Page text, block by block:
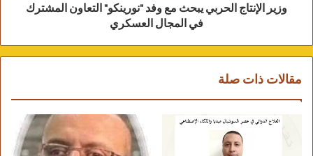
كتبت : سلمي الكومي
قامت السفيرة سها جندي وزيرة الدولة للهجرة وشئون
المصريين بالخارج، بإستقبال السيد سامح سامي
الرئيس التنفيذي للشركة المصرية السويدية
للمشروعات SMS” والوفد المرافق له، والمعنية بتدوير
وزير الإنتاج الحربي يبحث مع وفد "نورينكو" التعاون المشترك
في المجال العسكري
مقالات ذات صلة